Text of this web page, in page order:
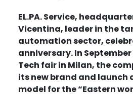
EL.PA. Service,
Vicentina, leader in the
automation sector,
anniversary. In
Tech fair in Milan, the
its new brand and launch
model for the “Eastern